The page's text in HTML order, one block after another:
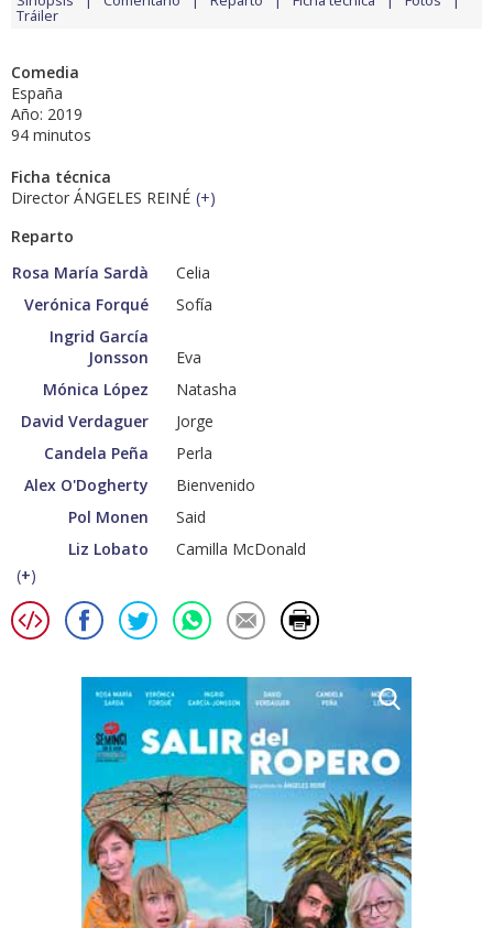
Tráiler
Comedia
España
Año: 2019
94 minutos
Ficha técnica
Director ÁNGELES REINÉ (+)
Reparto
Rosa María Sardà
Celia
Verónica Forqué
Sofía
Ingrid García
Jonsson
Eva
Mónica López
Natasha
David Verdaguer
Jorge
Candela Peña
Perla
Alex O'Dogherty
Bienvenido
Pol Monen
Said
Liz Lobato
Camilla McDonald
(+)